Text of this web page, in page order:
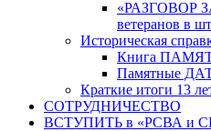
«РАЗГОВОР
ветеранов в
Историческая
Книга
Памятные
Краткие итоги 13
СОТРУДНИЧЕСТВО
ВСТУПИТЬ в «РСВА и